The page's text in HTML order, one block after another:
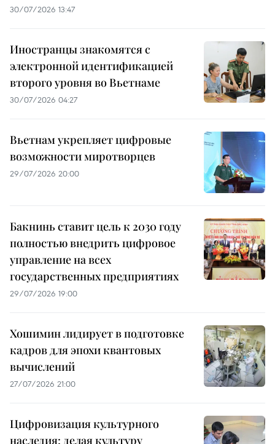
30/07/2026 13:47
Иностранцы знакомятся с
электронной идентификацией
второго уровня во Вьетнаме
30/07/2026 04:27
Вьетнам укрепляет цифровые
возможности миротворцев
29/07/2026 20:00
Бакнинь ставит цель к 2030 году
полностью внедрить цифровое
управление на всех
государственных предприятиях
29/07/2026 19:00
Хошимин лидирует в подготовке
кадров для эпохи квантовых
вычислений
27/07/2026 21:00
Цифровизация культурного
наследия: делая культуру